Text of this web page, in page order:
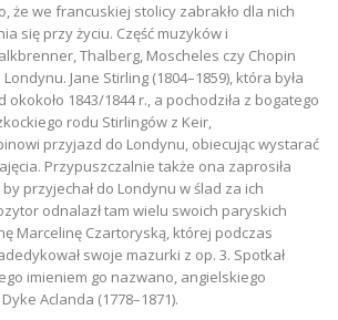
że we francuskiej stolicy zabrakło dla nich
się przy życiu. Część muzyków i
Thalberg, Moscheles czy Chopin
Jane Stirling (1804–1859), która była
okokoło 1843/1844 r., a pochodziła z bogatego
rodu Stirlingów z Keir,
przyjazd do Londynu, obiecując wystarać
Przypuszczalnie także ona zaprosiła
przyjechał do Londynu w ślad za ich
odnalazł tam wielu swoich paryskich
Marcelinę Czartoryską, której podczas
swoje mazurki z op. 3. Spotkał
imieniem go nazwano, angielskiego
Aclanda (1778–1871).